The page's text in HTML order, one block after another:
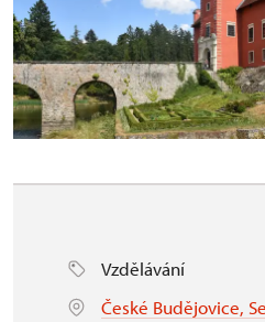
Vzdělávání
České Budějovice,